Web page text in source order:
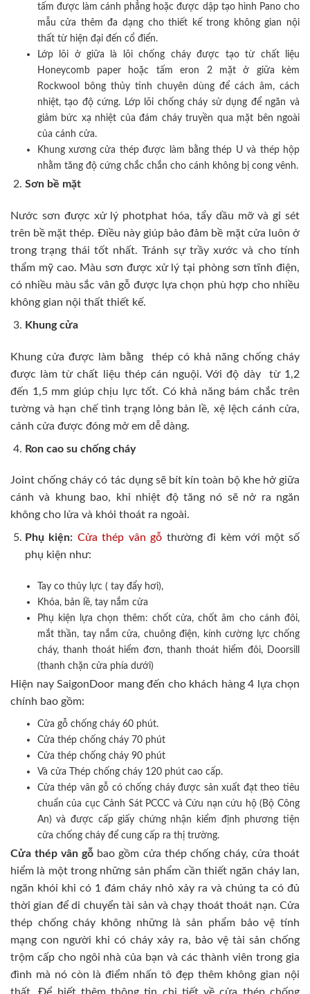
tấm được làm cánh phẳng hoặc được dập tạo hình Pano cho
mẫu cửa thêm đa dạng cho thiết kế trong không gian nội
thất từ hiện đại đến cổ điển.
Lớp lõi ở giữa là lõi chống cháy được tạo từ chất liệu
Honeycomb paper hoặc tấm eron 2 mặt ở giữa kèm
Rockwool bông thủy tinh chuyên dùng để cách âm, cách
nhiệt, tạo độ cứng. Lớp lõi chống cháy sử dụng để ngăn và
giảm bức xạ nhiệt của đám cháy truyền qua mặt bên ngoài
của cánh cửa.
Khung xương cửa thép được làm bằng thép U và thép hộp
nhằm tăng độ cứng chắc chắn cho cánh không bị cong vênh.
Sơn bề mặt
Nước sơn được xử lý photphat hóa, tẩy dầu mỡ và gỉ sét
trên bề mặt thép. Điều này giúp bảo đảm bề mặt cửa luôn ở
trong trạng thái tốt nhất. Tránh sự trầy xước và cho tính
thẩm mỹ cao. Màu sơn được xử lý tại phòng sơn tĩnh điện,
có nhiều màu sắc vân gỗ được lựa chọn phù hợp cho nhiều
không gian nội thất thiết kế.
Khung cửa
Khung cửa được làm bằng thép có khả năng chống cháy
được làm từ chất liệu thép cán nguội. Với độ dày từ 1,2
đến 1,5 mm giúp chịu lực tốt. Có khả năng bám chắc trên
tường và hạn chế tình trạng lỏng bản lề, xệ lệch cánh cửa,
cánh cửa được đóng mở em dễ dàng.
Ron cao su chống cháy
Joint chống cháy có tác dụng sẽ bít kín toàn bộ khe hở giữa
cánh và khung bao, khi nhiệt độ tăng nó sẽ nở ra ngăn
không cho lửa và khói thoát ra ngoài.
Phụ kiện: Cửa thép vân gỗ thường đi kèm với một số
phụ kiện như:
Tay co thủy lực ( tay đẩy hơi),
Khóa, bản lề, tay nắm cửa
Phụ kiện lựa chọn thêm: chốt cửa, chốt âm cho cánh đôi,
mắt thần, tay nắm cửa, chuông điện, kính cường lực chống
cháy, thanh thoát hiểm đơn, thanh thoát hiểm đôi, Doorsill
(thanh chặn cửa phía dưới)
Hiện nay SaigonDoor mang đến cho khách hàng 4 lựa chọn
chính bao gồm:
Cửa gỗ chống cháy 60 phút.
Cửa thép chống cháy 70 phút
Cửa thép chống cháy 90 phút
Và cửa Thép chống cháy 120 phút cao cấp.
Cửa thép vân gỗ có chống cháy được sản xuất đạt theo tiêu
chuẩn của cục Cảnh Sát PCCC và Cứu nạn cứu hộ (Bộ Công
An) và được cấp giấy chứng nhận kiểm định phương tiện
cửa chống cháy để cung cấp ra thị trường.
Cửa thép vân gỗ bao gồm cửa thép chống cháy, cửa thoát
hiểm là một trong những sản phẩm cần thiết ngăn cháy lan,
ngăn khói khi có 1 đám cháy nhỏ xảy ra và chúng ta có đủ
thời gian để di chuyển tài sản và chạy thoát thoát nạn. Cửa
thép chống cháy không những là sản phẩm bảo vệ tính
mạng con người khi có cháy xảy ra, bảo vệ tài sản chống
trộm cấp cho ngôi nhà của bạn và các thành viên trong gia
đình mà nó còn là điểm nhấn tô đẹp thêm không gian nội